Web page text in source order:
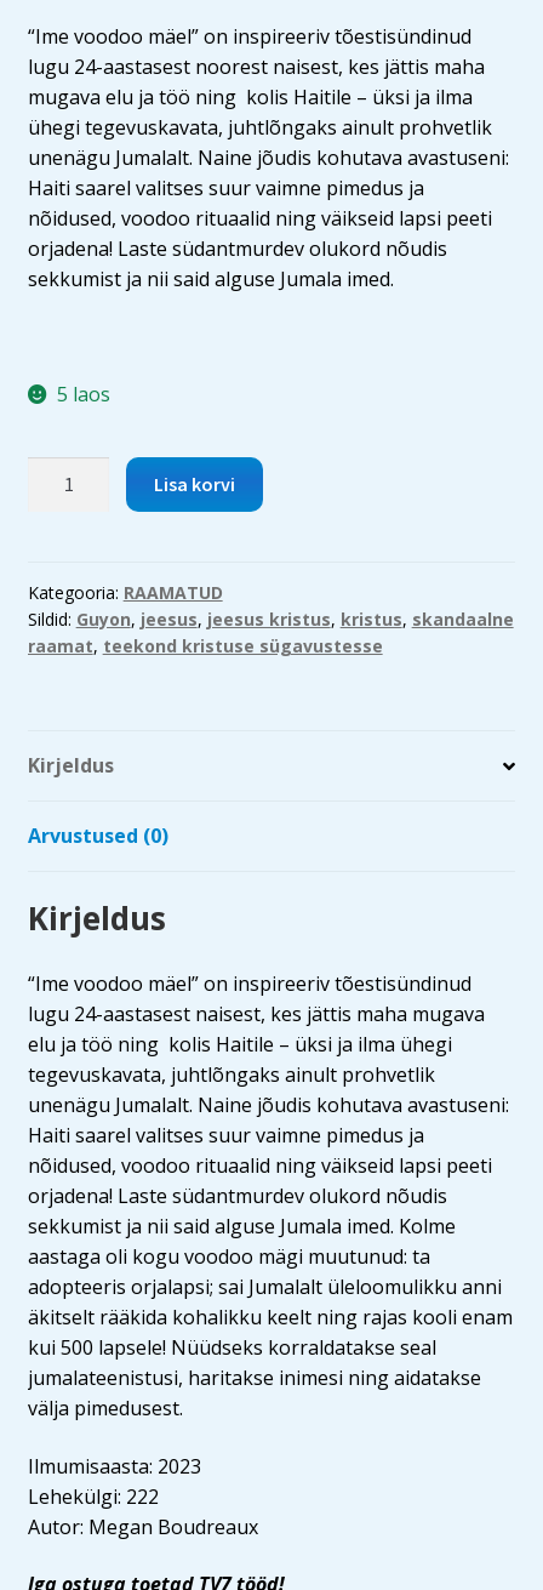
“Ime voodoo mäel” on inspireeriv tõestisündinud
lugu 24-aastasest noorest naisest, kes jättis maha
mugava elu ja töö ning kolis Haitile – üksi ja ilma
ühegi tegevuskavata, juhtlõngaks ainult prohvetlik
unenägu Jumalalt. Naine jõudis kohutava avastuseni:
Haiti saarel valitses suur vaimne pimedus ja
nõidused, voodoo rituaalid ning väikseid lapsi peeti
orjadena! Laste südantmurdev olukord nõudis
sekkumist ja nii said alguse Jumala imed.
5 laos
Lisa korvi
Kategooria: RAAMATUD
Sildid: Guyon, jeesus, jeesus kristus, kristus, skandaalne
raamat, teekond kristuse sügavustesse
Kirjeldus
Arvustused (0)
Kirjeldus
“Ime voodoo mäel” on inspireeriv tõestisündinud
lugu 24-aastasest naisest, kes jättis maha mugava
elu ja töö ning kolis Haitile – üksi ja ilma ühegi
tegevuskavata, juhtlõngaks ainult prohvetlik
unenägu Jumalalt. Naine jõudis kohutava avastuseni:
Haiti saarel valitses suur vaimne pimedus ja
nõidused, voodoo rituaalid ning väikseid lapsi peeti
orjadena! Laste südantmurdev olukord nõudis
sekkumist ja nii said alguse Jumala imed. Kolme
aastaga oli kogu voodoo mägi muutunud: ta
adopteeris orjalapsi; sai Jumalalt üleloomulikku anni
äkitselt rääkida kohalikku keelt ning rajas kooli enam
kui 500 lapsele! Nüüdseks korraldatakse seal
jumalateenistusi, haritakse inimesi ning aidatakse
välja pimedusest.
Ilmumisaasta: 2023
Lehekülgi: 222
Autor: Megan Boudreaux
Iga ostuga toetad TV7 tööd!